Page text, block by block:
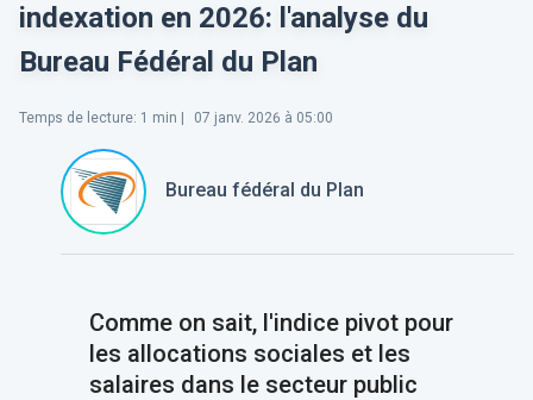
indexation en 2026: l'analyse du
Bureau Fédéral du Plan
Temps de lecture: 1 min | 07 janv. 2026 à 05:00
Bureau fédéral du Plan
Comme on sait, l'indice pivot pour
les allocations sociales et les
salaires dans le secteur public